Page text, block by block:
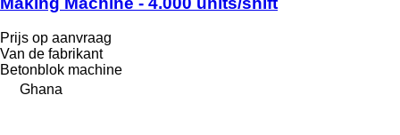
Prijs op aanvraag
Van de fabrikant
Betonblok machine
Ghana